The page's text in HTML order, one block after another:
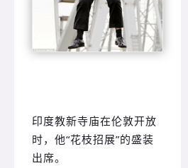
印度教新寺庙在伦敦开放
时，他“花枝招展”的盛装
出席。